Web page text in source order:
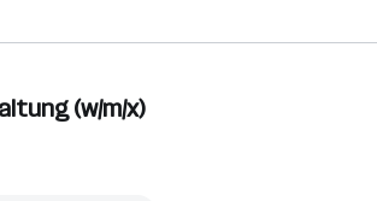
(w/m/x)